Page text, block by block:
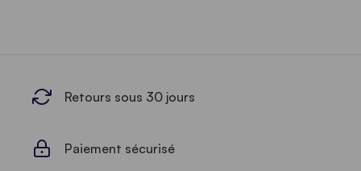
Retours sous 30 jours
Paiement sécurisé